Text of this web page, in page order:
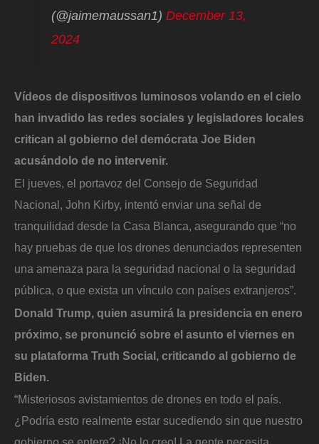
(@jaimemaussan1)December 13,
2024
Vídeos de dispositivos luminosos volando en el cielo
han invadido las redes sociales y legisladores locales
critican al gobierno del demócrata Joe Biden
acusándolo de no intervenir.
El jueves, el portavoz del Consejo de Seguridad
Nacional, John Kirby, intentó enviar una señal de
tranquilidad desde la Casa Blanca, asegurando que “no
hay pruebas de que los drones denunciados representen
una amenaza para la seguridad nacional o la seguridad
pública, o que exista un vínculo con países extranjeros”.
Donald Trump, quien asumirá la presidencia en enero
próximo, se pronunció sobre el asunto el viernes en
su plataforma Truth Social, criticando al gobierno de
Biden.
“Misteriosos avistamientos de drones en todo el país.
¿Podría esto realmente estar sucediendo sin que nuestro